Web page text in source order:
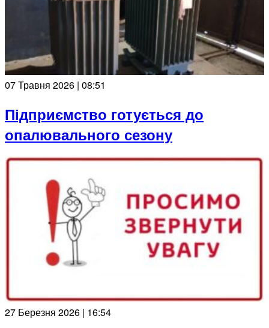
07 Травня 2026 | 08:51
Підприємство готується до
опалювального сезону
27 Березня 2026 | 16:54